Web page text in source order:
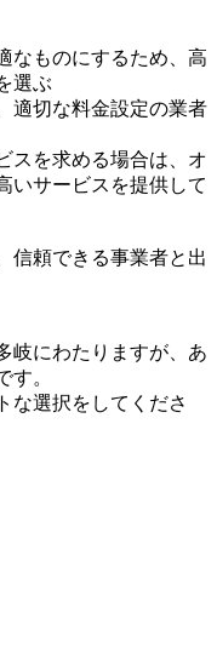
なものにするため、高
選ぶ
適切な料金設定の業者
スを求める場合は、オ
いサービスを提供して
信頼できる事業者と出
岐にわたりますが、あ
す。
な選択をしてくださ